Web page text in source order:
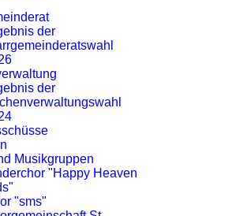
der
der
Musikgruppen
"Happy Heaven
"sms"